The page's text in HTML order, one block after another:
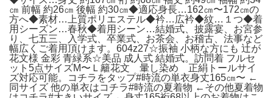
㎝ 前幅 約26㎝ 後幅 約30㎝◆適応身長…162㎝〜172㎝の
方へ◆素材…上質ポリエステル◆衿…広衿◆紋…１つ◆着
用シーズン…春秋◆着用シーン…結婚式、披露宴、お宮参
り、七五三、入学式、卒業式、お茶会、お稽古、法事など
幅広くご着用頂けます。604z27☆振袖 小柄な方にも 辻が
花文様 金彩 青緑系☆美品 成人式 結婚式。訪問着 フルセ
ット5点サイズM〜Ｌ籬花文 暈し染め 正絹トールサイ
ズ対応可能。コチラをタップ#時流の単衣身丈165㎝〜 ←
同サイズ 他の単衣はコチラ#時流の夏着物 ←その他夏着物